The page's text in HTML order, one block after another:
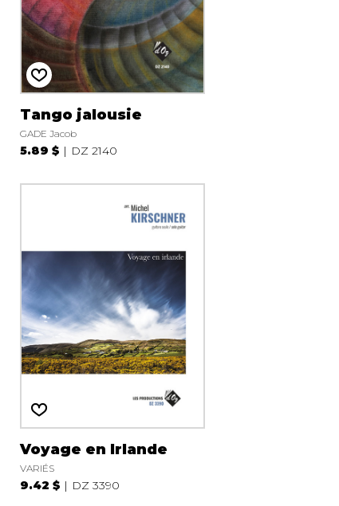
Tango jalousie
GADE Jacob
5.89 $ DZ 2140
Voyage en Irlande
VARIÉS
9.42 $ DZ 3390